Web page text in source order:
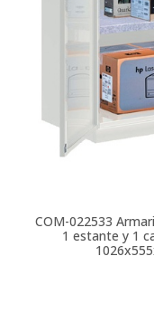
COM-022533
1 estante y 1